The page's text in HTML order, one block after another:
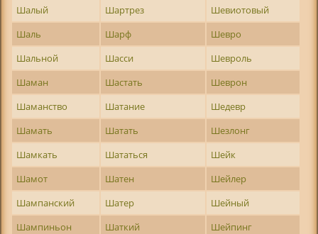
Шалый
Шартрез
Шевиотовый
Шаль
Шарф
Шевро
Шальной
Шасси
Шевроль
Шаман
Шастать
Шеврон
Шаманство
Шатание
Шедевр
Шамать
Шатать
Шезлонг
Шамкать
Шататься
Шейк
Шамот
Шатен
Шейлер
Шампанский
Шатер
Шейный
Шампиньон
Шаткий
Шейпинг